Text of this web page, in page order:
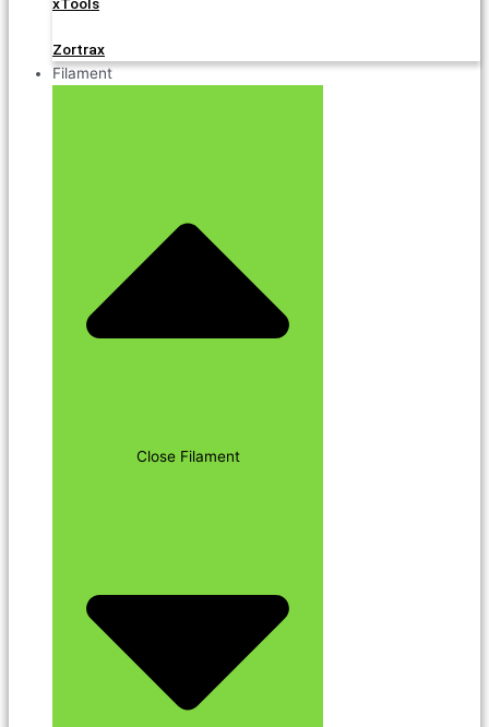
Zortrax
Filament
Close Filament